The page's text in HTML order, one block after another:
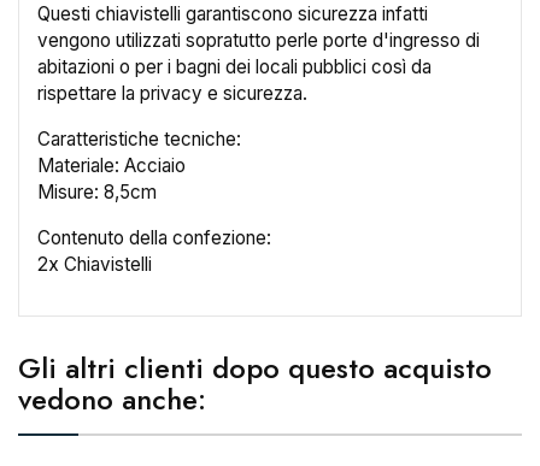
Questi chiavistelli garantiscono sicurezza infatti
vengono utilizzati sopratutto perle porte d'ingresso di
abitazioni o per i bagni dei locali pubblici così da
rispettare la privacy e sicurezza.
Caratteristiche tecniche:
Materiale: Acciaio
Misure: 8,5cm
Contenuto della confezione:
2x Chiavistelli
Gli altri clienti dopo questo acquisto
vedono anche:
Annulla